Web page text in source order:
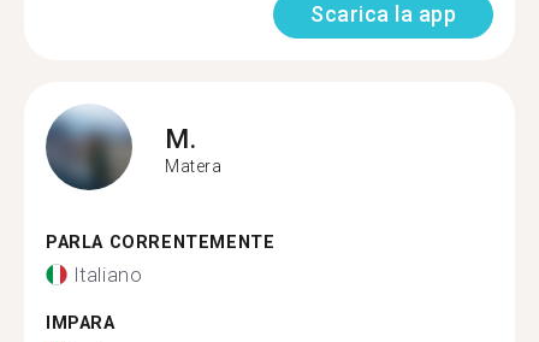
Scarica la app
M.
Matera
PARLA CORRENTEMENTE
Italiano
IMPARA